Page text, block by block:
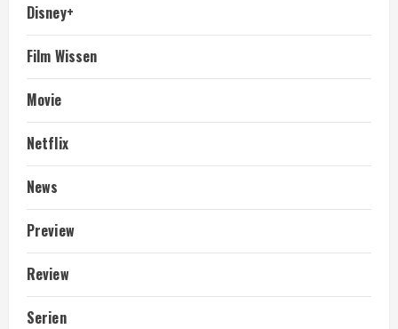
Disney+
Film Wissen
Movie
Netflix
News
Preview
Review
Serien